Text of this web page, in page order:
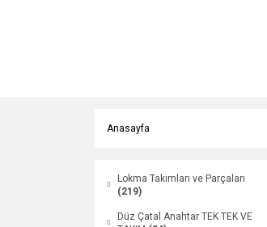
Anasayfa
Lokma Takımları ve Parçaları
(219)
Düz Çatal Anahtar TEK TEK VE